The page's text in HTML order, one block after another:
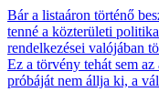
Bár a listaáron történő
tenné a közterületi
rendelkezései valójában
Ez a törvény tehát sem az
próbáját nem állja ki, a